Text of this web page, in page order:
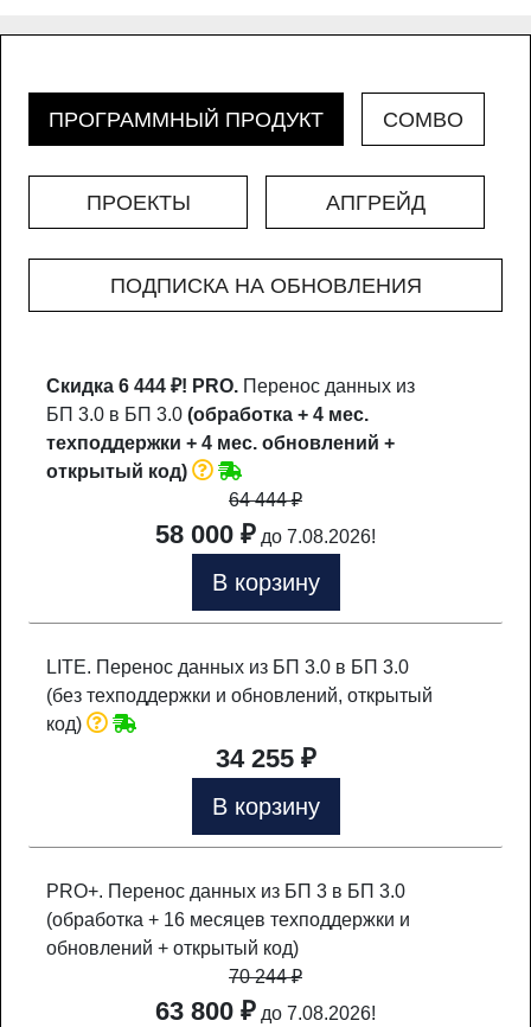
ПРОГРАММНЫЙ ПРОДУКТ COMBO
ПРОЕКТЫ АПГРЕЙД
ПОДПИСКА НА ОБНОВЛЕНИЯ
Скидка 6 444 ₽! PRO. Перенос данных из
БП 3.0 в БП 3.0 (обработка + 4 мес.
техподдержки + 4 мес. обновлений +
открытый код)
64 444₽
58 000 ₽ до 7.08.2026!
В корзину
LITE. Перенос данных из БП 3.0 в БП 3.0
(без техподдержки и обновлений, открытый
код)
34 255 ₽
В корзину
PRO+. Перенос данных из БП 3 в БП 3.0
(обработка + 16 месяцев техподдержки и
обновлений + открытый код)
70 244₽
63 800 ₽ до 7.08.2026!